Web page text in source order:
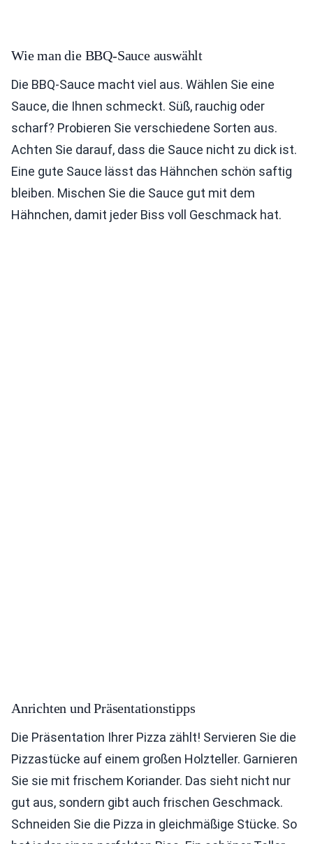
Wie man die BBQ-Sauce auswählt
Die BBQ-Sauce macht viel aus. Wählen Sie eine
Sauce, die Ihnen schmeckt. Süß, rauchig oder
scharf? Probieren Sie verschiedene Sorten aus.
Achten Sie darauf, dass die Sauce nicht zu dick ist.
Eine gute Sauce lässt das Hähnchen schön saftig
bleiben. Mischen Sie die Sauce gut mit dem
Hähnchen, damit jeder Biss voll Geschmack hat.
Anrichten und Präsentationstipps
Die Präsentation Ihrer Pizza zählt! Servieren Sie die
Pizzastücke auf einem großen Holzteller. Garnieren
Sie sie mit frischem Koriander. Das sieht nicht nur
gut aus, sondern gibt auch frischen Geschmack.
Schneiden Sie die Pizza in gleichmäßige Stücke. So